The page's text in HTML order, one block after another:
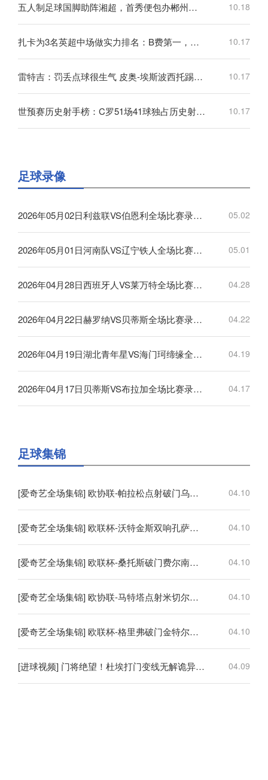
五人制足球国脚助阵湘超，首秀便包办郴州队三个进球 10.18
扎卡为3名英超中场做实力排名：B费第一，维尔茨第二，帕尔默第三 10.17
雷特吉：罚丢点球很生气 皮奥-埃斯波西托踢得非常好 10.17
世预赛历史射手榜：C罗51场41球独占历史射手王，梅西72场36球第3 10.17
足球录像
2026年05月02日利兹联VS伯恩利全场比赛录像回放 05.02
2026年05月01日河南队VS辽宁铁人全场比赛录像回放 05.01
2026年04月28日西班牙人VS莱万特全场比赛录像回放 04.28
2026年04月22日赫罗纳VS贝蒂斯全场比赛录像回放 04.22
2026年04月19日湖北青年星VS海门珂缔缘全场比赛录像回放 04.19
2026年04月17日贝蒂斯VS布拉加全场比赛录像回放 04.17
足球集锦
[爱奇艺全场集锦] 欧协联-帕拉松点射破门乌奈-洛佩斯建功 巴列卡诺3-0雅典AEK 04.10
[爱奇艺全场集锦] 欧联杯-沃特金斯双响孔萨破门 维拉3-1客胜博洛尼亚 04.10
[爱奇艺全场集锦] 欧联杯-桑托斯破门费尔南德斯离谱乌龙 波尔图1-1森林 04.10
[爱奇艺全场集锦] 欧协联-马特塔点射米切尔萨尔建功 水晶宫3-0佛罗伦萨 04.10
[爱奇艺全场集锦] 欧联杯-格里弗破门金特尔建功 弗赖堡3-0塞尔塔 04.10
[进球视频] 门将绝望！杜埃打门变线无解诡异弧线破门！巴黎1-0领先利物浦！ 04.09